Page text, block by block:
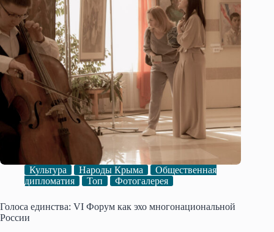
Культура Народы Крыма
Общественная
дипломатия
Топ Фотогалерея
Голоса единства: VI Форум как эхо многонациональной
России